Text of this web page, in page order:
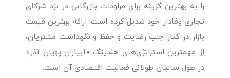
را به بهترین گزینه برای مراودات بازرگانی در نزد شرکای
تجاری وفادار خود تبدیل کرده است. ارائه بهترین قیمت
بازار در کنار جلب رضایت و حفظ و نگهداشت مشتریان،
از مهمترین استراتژی‌های هلدینگ «آبیاران پویان آذر»
در طول سالیان طولانی فعالیت اقتصادی آن است.